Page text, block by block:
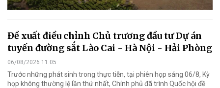
Đề xuất điều chỉnh Chủ trương đầu tư Dự án
tuyến đường sắt Lào Cai - Hà Nội - Hải Phòng
06/08/2026 11:05
Trước những phát sinh trong thực tiễn, tại phiên họp sáng 06/8, Kỳ
họp không thường lệ lần thứ nhất, Chính phủ đã trình Quốc hội đề